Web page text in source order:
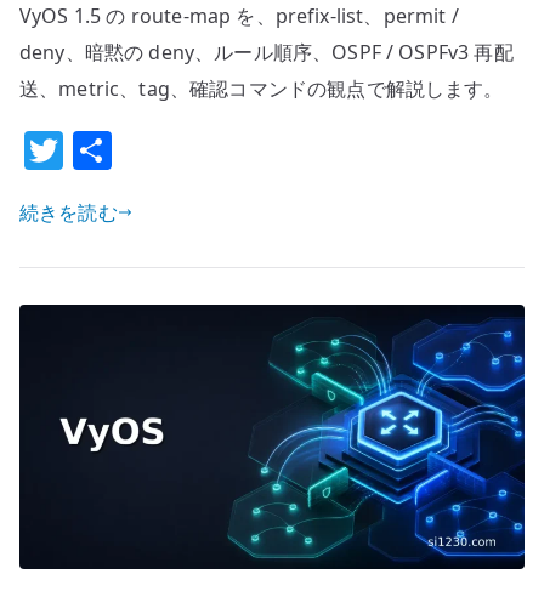
map
設
定
prefix-
list
と
配
送
VyOS 1.5 の route-map を、prefix-list、permit /
deny、暗黙の deny、ルール順序、OSPF / OSPFv3 再配
送、metric、tag、確認コマンドの観点で解説します。
T
w
it
te
r
続きを読む